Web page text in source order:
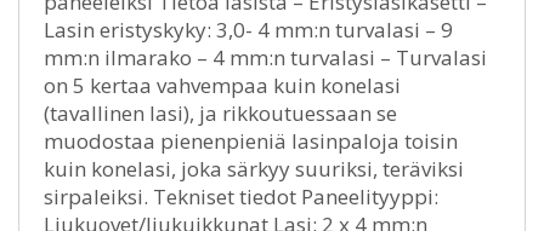
Lasin eristyskyky: 3,0- 4 mm:n turvalasi – 9
mm:n ilmarako – 4 mm:n turvalasi – Turvalasi
on 5 kertaa vahvempaa kuin konelasi
(tavallinen lasi), ja rikkoutuessaan se
muodostaa pienenpieniä lasinpaloja toisin
kuin konelasi, joka särkyy suuriksi, teräviksi
sirpaleiksi. Tekniset tiedot Paneelityyppi:
Liukuovet/liukuikkunat Lasi: 2 x 4 mm:n